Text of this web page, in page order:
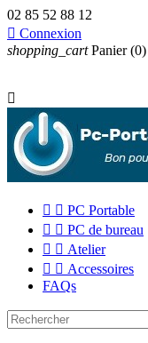
02 85 52 88 12
 Connexion
shopping_cart Panier (0)

  PC Portable
  PC de bureau
  Atelier
  Accessoires
FAQs